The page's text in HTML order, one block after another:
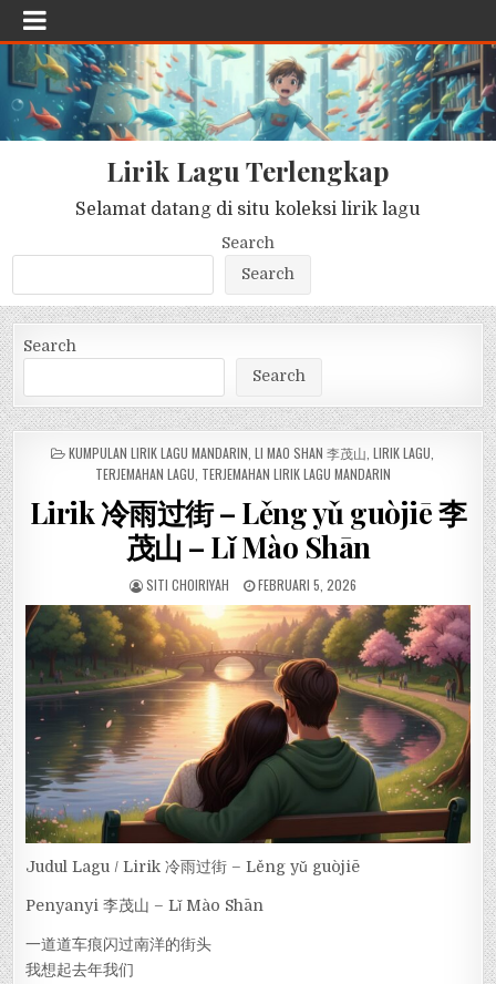
Lirik Lagu Terlengkap
Selamat datang di situ koleksi lirik lagu
Search
Search
Search
Search
POSTED
KUMPULAN LIRIK LAGU MANDARIN LI MAO SHAN 李茂山 LIRIK LAGU
TERJEMAHAN LAGU TERJEMAHAN LIRIK LAGU MANDARIN
Lirik 冷雨过街 – Lěng yǔ guòjiē 李
茂山 – Lǐ Mào Shān
SITI CHOIRIYAH FEBRUARI 5, 2026
Judul Lagu / Lirik 冷雨过街 – Lěng yǔ guòjiē
Penyanyi 李茂山 – Lǐ Mào Shān
一道道车痕闪过南洋的街头
我想起去年我们